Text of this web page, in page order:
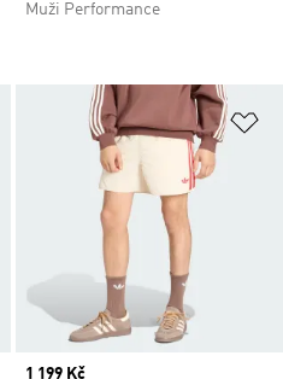
Muži Performance
Přidat do seznamu přání
Price
1 199 Kč